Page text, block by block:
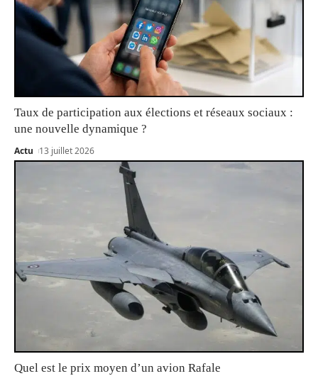
Taux de participation aux élections et réseaux sociaux :
une nouvelle dynamique ?
Actu 13 juillet 2026
Quel est le prix moyen d’un avion Rafale